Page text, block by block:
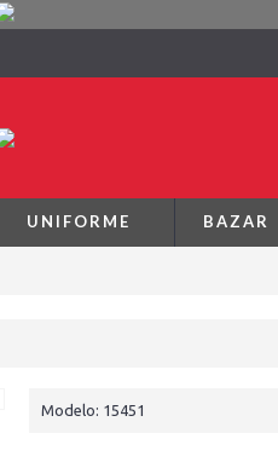
UNIFORME BAZAR
Modelo: 15451